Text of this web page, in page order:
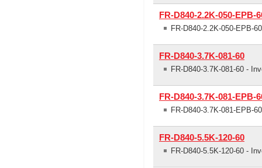
FR-D840-2.2K-050-EPB-
FR-D840-2.2K-050-EPB-
FR-D840-3.7K-081-60
FR-D840-3.7K-081-60 -
FR-D840-3.7K-081-EPB-
FR-D840-3.7K-081-EPB-
FR-D840-5.5K-120-60
FR-D840-5.5K-120-60 -